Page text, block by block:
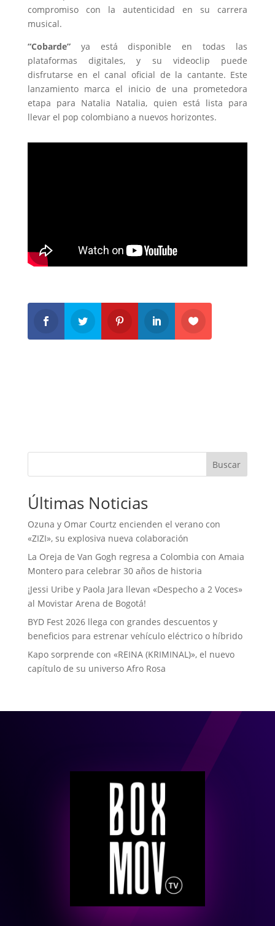
compromiso con la autenticidad en su carrera
musical.
“Cobarde”ya está disponible en todas las
plataformas digitales, y su videoclip puede
disfrutarse en el canal oficial de la cantante. Este
lanzamiento marca el inicio de una prometedora
etapa para Natalia Natalia, quien está lista para
llevar el pop colombiano a nuevos horizontes.
Buscar
Últimas Noticias
Ozuna y Omar Courtz encienden el verano con
«ZIZI», su explosiva nueva colaboración
La Oreja de Van Gogh regresa a Colombia con Amaia
Montero para celebrar 30 años de historia
¡Jessi Uribe y Paola Jara llevan «Despecho a 2 Voces»
al Movistar Arena de Bogotá!
BYD Fest 2026 llega con grandes descuentos y
beneficios para estrenar vehículo eléctrico o híbrido
Kapo sorprende con «REINA (KRIMINAL)», el nuevo
capítulo de su universo Afro Rosa